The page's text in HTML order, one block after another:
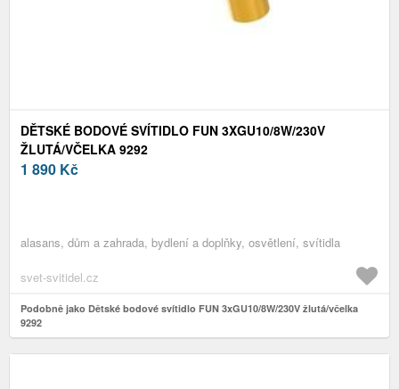
DĚTSKÉ BODOVÉ SVÍTIDLO FUN 3XGU10/8W/230V
ŽLUTÁ/VČELKA 9292
1 890 Kč
alasans, dům a zahrada, bydlení a doplňky, osvětlení, svítidla
svet-svitidel.cz
Podobně jako Dětské bodové svítidlo FUN 3xGU10/8W/230V žlutá/včelka
9292